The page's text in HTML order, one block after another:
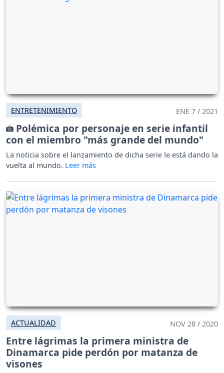
ENTRETENIMIENTO ENE 7 / 2021
Polémica por personaje en serie infantil
con el miembro "más grande del mundo"
La noticia sobre el lanzamiento de dicha serie le está dando la
vuelta al mundo.
ACTUALIDAD NOV 28 / 2020
Entre lágrimas la primera ministra de
Dinamarca pide perdón por matanza de
visones